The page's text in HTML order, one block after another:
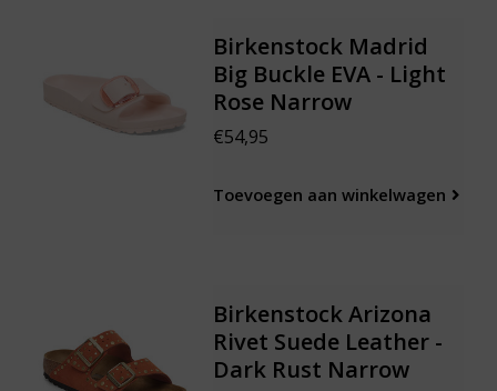
Birkenstock Madrid
Big Buckle EVA - Light
Rose Narrow
€54,95
Toevoegen aan winkelwagen
Birkenstock Arizona
Rivet Suede Leather -
Dark Rust Narrow